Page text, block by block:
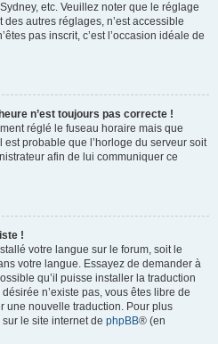
etc. Veuillez noter que le réglage
autres réglages, n’est accessible
pas inscrit, c’est l’occasion idéale de
n’est toujours pas correcte !
réglé le fuseau horaire mais que
est probable que l’horloge du serveur soit
afin de lui communiquer ce
!
votre langue sur le forum, soit le
votre langue. Essayez de demander à
qu’il puisse installer la traduction
n’existe pas, vous êtes libre de
une nouvelle traduction. Pour plus
le site internet de phpBB® (en